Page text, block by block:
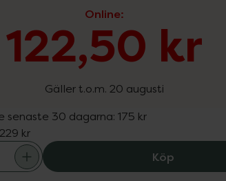
Online:
122,50 kr
Gäller t.o.m. 20 augusti
senaste 30 dagarna: 175 kr
229 kr
Köp La